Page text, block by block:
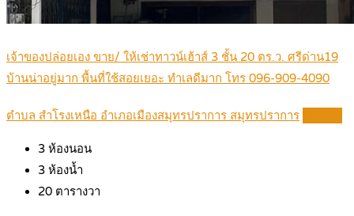
เจ้าของปล่อยเอง ขาย/ ให้เช่าทาวน์เฮ้าส์ 3 ชั้น 20 ตร.ว. ศรีด่าน19
บ้านน่าอยู่มาก พื้นที่ใช้สอยเยอะ ทำเลดีมาก โทร 096-909-4090
ตำบล สำโรงเหนือ อำเภอเมืองสมุทรปราการ สมุทรปราการ
3 ห้องนอน
3 ห้องน้ำ
20 ตารางวา